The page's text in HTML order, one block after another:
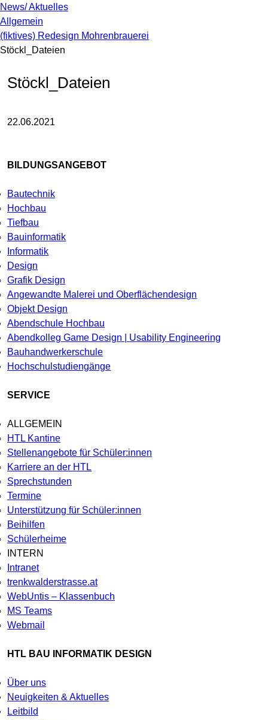
News/ Aktuelles
Allgemein
(fiktives) Redesign Mohrenbrauerei
Stöckl_Dateien
Stöckl_Dateien
22.06.2021
BILDUNGSANGEBOT
Bautechnik
Hochbau
Tiefbau
Bauinformatik
Informatik
Design
Grafik Design
Angewandte Malerei und Oberflächendesign
Objekt Design
Abendschule Hochbau
Abendkolleg Game Design | Usability Engineering
Bauhandwerkerschule
Hochschulstudiengänge
SERVICE
ALLGEMEIN
HTL Kantine
Stellenangebote für Schüler:innen
Karriere an der HTL
Sprechstunden
Termine
Unterstützung für Schüler:innen
Beihilfen
Schülerheime
INTERN
Intranet
trenkwalderstrasse.at
WebUntis – Klassenbuch
MS Teams
Webmail
HTL BAU INFORMATIK DESIGN
Über uns
Neuigkeiten & Aktuelles
Leitbild